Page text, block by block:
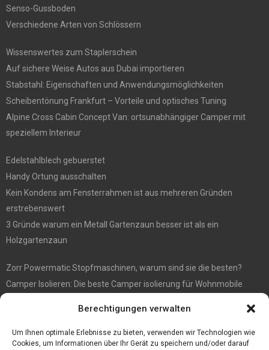
Berechtigungen verwalten
Um Ihnen optimale Erlebnisse zu bieten, verwenden wir Technologien wie
Cookies, um Informationen über Ihr Gerät zu speichern und/oder darauf
Senso-Gussboden
Verschiedene Arten von Schlössern
Wissenswertes zum Staplerschein
Auf sichere Weise Autos aus Dubai importieren
Stabstahl: Eigenschaften und Anwendungsmöglichkeiten
Scheibentönung Frankfurt – Vorteile und optisches Tuning
Alpine Cross Cabin Concept Van: ortsunabhängiger Camper mit
speziellem Interieur
Edelstahlblech gebuerstet
Handy Ortung ausschalten
Kein Kondens am Fensterrahmen ist aus mehreren Gründen
erstrebenswert
3 Gründe warum ein Metall Gartenzaun besser ist als ein
Holzgartenzaun
Zorr Powermatic Stopfmaschinen, warum sind sie die besten?
Camper Isolieren: Die beste Camper isolierung für Wohnmobile
Immobilienmakler Gökay Gündüz
Masterarbeit auf Englisch: Anleitung zum Verfassen